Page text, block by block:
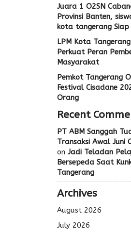
Juara 1 O2SN
Provinsi Banten,
kota tangerang Siap
LPM Kota
Perkuat Peran
Masyarakat
Pemkot Tangerang
Festival Cisadane
Orang
Recent
PT ABM Sanggah
Transaksi Awal Juni
on Jadi Teladan
Bersepeda Saat
Tangerang
Archives
August 2026
July 2026